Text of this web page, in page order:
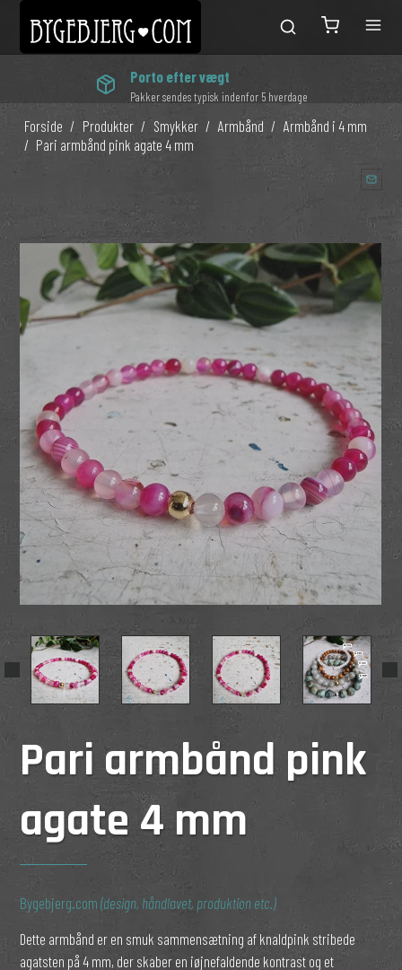
Porto efter vægt
Pakker sendes typisk indenfor 5 hverdage
Forside / Produkter / Smykker / Armbånd / Armbånd i 4 mm
/ Pari armbånd pink agate 4 mm
Pari armbånd pink
agate 4 mm
Bygebjerg.com(design, håndlavet, produktion etc.)
Dette armbånd er en smuk sammensætning af knaldpink stribede
agatsten på 4 mm, der skaber en iøjnefaldende kontrast og et